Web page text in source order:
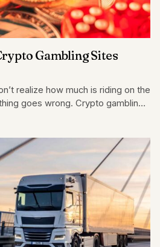
Gambling Sites
realize how much is riding on the
goes wrong. Crypto gambling